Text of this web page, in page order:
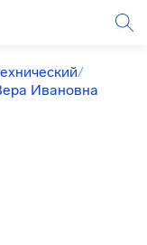
/
Ивановна